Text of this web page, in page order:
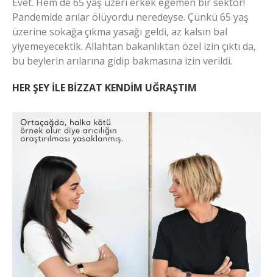
Pandemide arılar ölüyordu neredeyse. Çünkü 65 yaş
üzerine sokağa çıkma yasağı geldi, az kalsın bal
yiyemeyecektik. Allahtan bakanlıktan özel izin çıktı da,
bu beylerin arılarına gidip bakmasına izin verildi.
HER ŞEY İLE BİZZAT KENDİM UĞRAŞTIM